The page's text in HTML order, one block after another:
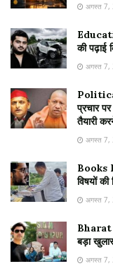
अगस्त 7,
की पढ़ाई
अगस्त 7,
प्रचार पर
तैयारी
अगस्त 7,
Books
विषयों
अगस्त 7,
Bharat
बड़ा
अगस्त 7,